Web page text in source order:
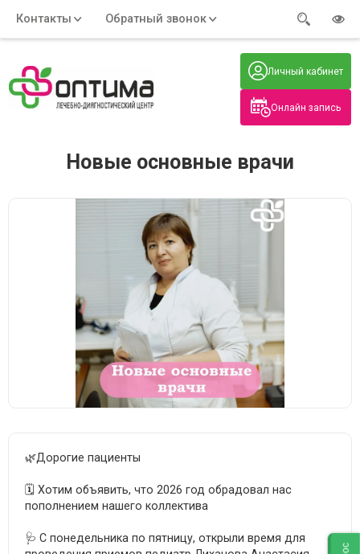
Онлайн запись
Личный кабинет
Контакты
Обратный звонок
Адрес:
Часы работы: Телефон:
+7 (914) 579-77-99
Нажмите на номер, чтобы
позвонить
Новые основные врачи
🌿Дорогие пациенты
🗓 Хотим объявить, что 2026 год обрадовал нас
пополнением нашего коллектива
🩺 С понедельника по пятницу, открыли время для